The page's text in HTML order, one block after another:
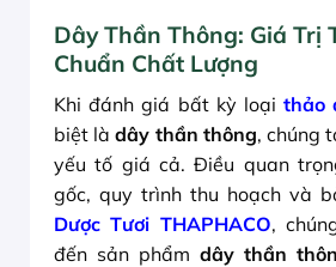
Dây Thần Thông: Giá Trị
Chuẩn Chất Lượng
Khi đánh giá bất kỳ loạithảo
biệt làdây thần thông, chúng
yếu tố giá cả. Điều quan
gốc, quy trình thu hoạch và
Dược Tươi THAPHACO,
đến sản phẩm dây thần